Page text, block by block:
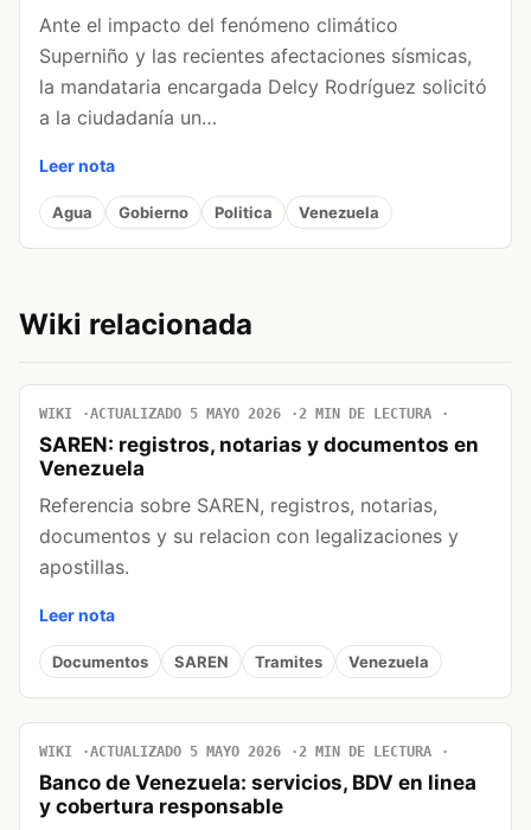
Ante el impacto del fenómeno climático
Superniño y las recientes afectaciones sísmicas,
la mandataria encargada Delcy Rodríguez solicitó
a la ciudadanía un…
Leer nota
Agua Gobierno Politica Venezuela
Wiki relacionada
WIKI ACTUALIZADO 5 MAYO 2026 2 MIN DE LECTURA
SAREN: registros, notarias y documentos en
Venezuela
Referencia sobre SAREN, registros, notarias,
documentos y su relacion con legalizaciones y
apostillas.
Leer nota
Documentos SAREN Tramites Venezuela
WIKI ACTUALIZADO 5 MAYO 2026 2 MIN DE LECTURA
Banco de Venezuela: servicios, BDV en linea
y cobertura responsable